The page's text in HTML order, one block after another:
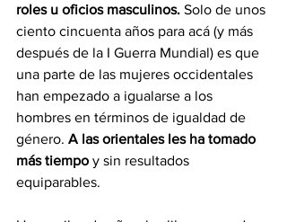
roles u oficios masculinos. Solo de unos
ciento cincuenta años para acá (y más
después de la I Guerra Mundial) es que
una parte de las mujeres occidentales
han empezado a igualarse a los
hombres en términos de igualdad de
género. A las orientales les ha tomado
más tiempo y sin resultados
equiparables.